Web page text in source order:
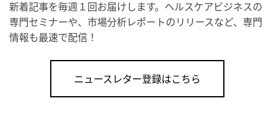
新着記事を毎週１回お届けします。ヘルスケアビジネスの
専門セミナーや、市場分析レポートのリリースなど、専門
情報も最速で配信！
ニュースレター登録はこちら